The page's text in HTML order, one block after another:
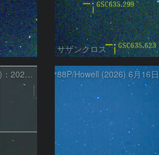
サザンクロス
ハウエル彗星 ( 88P )：2026/06/23 88P/Howell (2026) 6月16日